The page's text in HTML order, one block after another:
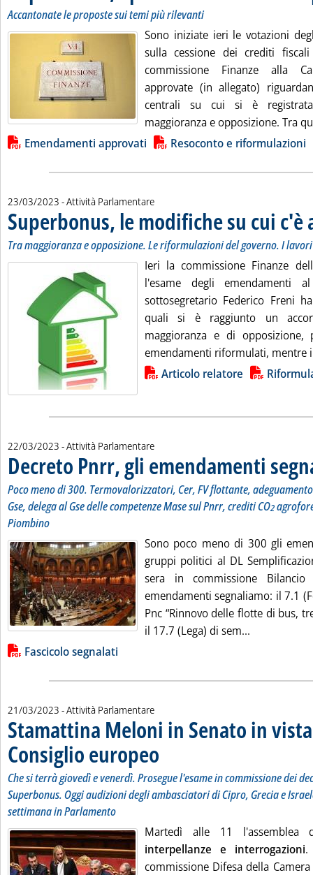
Accantonate le proposte sui temi più rilevanti
Sono iniziate ieri le votazioni
sulla cessione dei crediti
commissione Finanze alla
approvate (in allegato)
centrali su cui si è
maggioranza e opposizione. Tra
Lista allegati PDF alla notizia
Emendamenti approvati Resoconto e riformulazioni
23/03/2023 - Attività Parlamentare
Superbonus, le modifiche su cui c'è
Tra maggioranza e opposizione. Le riformulazioni del governo. I
Ieri la commissione Finanze
l'esame degli emendamenti
sottosegretario Federico Freni
quali si è raggiunto un
maggioranza e di opposizione,
emendamenti riformulati, mentre
Lista allegati PDF alla notiziaArticolo relatore
22/03/2023 - Attività Parlamentare
Decreto Pnrr, gli emendamenti
Poco meno di 300. Termovalorizzatori, Cer, FV flottante,
Gse, delega al Gse delle competenze Mase sul Pnrr, crediti CO2
Piombino
Sono poco meno di 300 gli
gruppi politici al DL
sera in commissione
emendamenti segnaliamo: il 7.1
Pnc “Rinnovo delle flotte di bus,
il 17.7 (Lega) di sem...
Lista allegati PDF alla notizia
Fascicolo segnalati
21/03/2023 - Attività Parlamentare
Stamattina Meloni in Senato in
Consiglio europeo
Che si terrà giovedì e venerdì. Prosegue l'esame in commissione dei
Superbonus. Oggi audizioni degli ambasciatori di Cipro, Grecia e
settimana in Parlamento
Martedì alle 11 l'assemblea
interpellanze e interrogazioni.
commissione Difesa della